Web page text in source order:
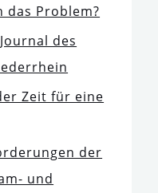
das Problem?
des
Zeit für eine
der
und